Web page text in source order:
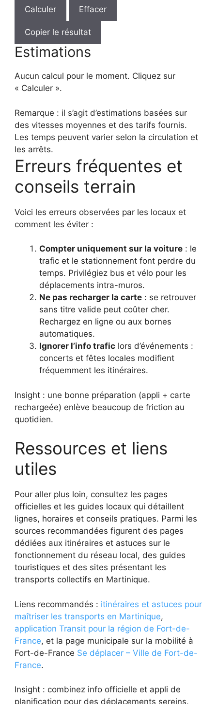
Calculer Effacer
Copier le résultat
Estimations
Aucun calcul pour le moment. Cliquez sur
« Calculer ».
Remarque : il s’agit d’estimations basées sur
des vitesses moyennes et des tarifs fournis.
Les temps peuvent varier selon la circulation et
les arrêts.
Erreurs fréquentes et
conseils terrain
Voici les erreurs observées par les locaux et
comment les éviter :
Compter uniquement sur la voiture : le
trafic et le stationnement font perdre du
temps. Privilégiez bus et vélo pour les
déplacements intra-muros.
Ne pas recharger la carte : se retrouver
sans titre valide peut coûter cher.
Rechargez en ligne ou aux bornes
automatiques.
Ignorer l’info trafic lors d’événements :
concerts et fêtes locales modifient
fréquemment les itinéraires.
Insight : une bonne préparation (appli + carte
rechargeée) enlève beaucoup de friction au
quotidien.
Ressources et liens
utiles
Pour aller plus loin, consultez les pages
officielles et les guides locaux qui détaillent
lignes, horaires et conseils pratiques. Parmi les
sources recommandées figurent des pages
dédiées aux itinéraires et astuces sur le
fonctionnement du réseau local, des guides
touristiques et des sites présentant les
transports collectifs en Martinique.
Liens recommandés : itinéraires et astuces pour
maîtriser les transports en Martinique,
application Transit pour la région de Fort-de-
France, et la page municipale sur la mobilité à
Fort-de-France Se déplacer – Ville de Fort-de-
France.
Insight : combinez info officielle et appli de
planification pour des déplacements sereins.